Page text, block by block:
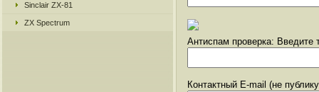
Sinclair ZX-81
ZX Spectrum
Антиспам проверка: Введите
Контактный E-mail (не